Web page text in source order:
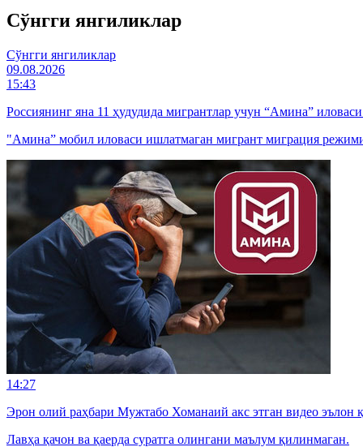
Cўнгги янгиликлар
Cўнгги янгиликлар
09.08.2026
15:43
Россиянинг яна 11 ҳудудида мигрантлар учун “Амина”
"Амина” мобил иловаси ишлатмаган мигрант миграция
14:27
Эрон олий раҳбари Мужтабо Хоманаий акс этган видео эълон
Лавҳа қачон ва қаерда суратга олингани маълум қилинмаган.